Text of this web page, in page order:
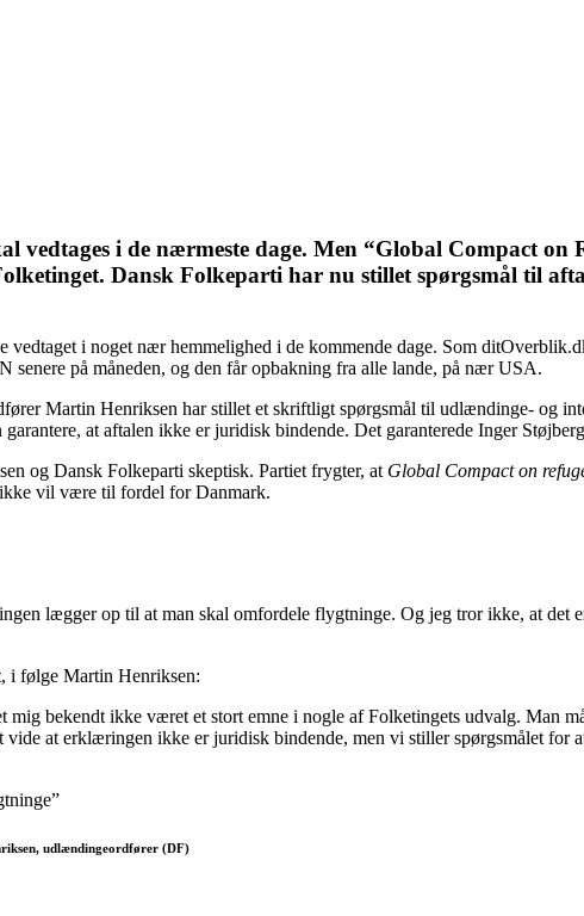
i de nærmeste dage. Men “Global Compact on
Dansk Folkeparti har nu stillet spørgsmål til
i noget nær hemmelighed i de kommende dage. Som
på måneden, og den får opbakning fra alle lande, på nær USA.
Martin Henriksen har stillet et skriftligt spørgsmål til udlændinge- og
at aftalen ikke er juridisk bindende. Det garanterede Inger
og Dansk Folkeparti skeptisk. Partiet frygter, at Global Compact on
vil være til fordel for Danmark.
lægger op til at man skal omfordele flygtninge. Og jeg tror ikke, at det
i følge Martin Henriksen:
bekendt ikke været et stort emne i nogle af Folketingets udvalg. Man
at erklæringen ikke er juridisk bindende, men vi stiller spørgsmålet for
udlændingeordfører (DF)